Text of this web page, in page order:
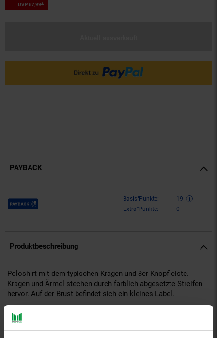
UVP67,99*
PAYBACK
Payback Punkte Basis°Punkte:
19
Extra°Punkte:
0
Produktbeschreibung
Poloshirt mit dem typischen Kragen und 3er Knopfleiste.
Kragen und Ärmel stechen durch farblich abgesetzte Streifen
hervor. Auf der Brust befindet sich ein kleines Label.